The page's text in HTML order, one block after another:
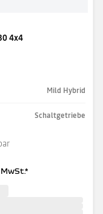
4x4
Mild Hybrid
Schaltgetriebe
MwSt.*